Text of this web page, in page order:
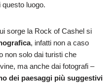
luogo.
sorge la Rock of Cashel si
, infatti non a caso
non solo dai turisti che
ma anche dai fotografi –
dei paesaggi più suggestivi